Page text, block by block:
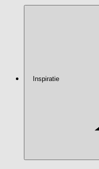
Inspiratie